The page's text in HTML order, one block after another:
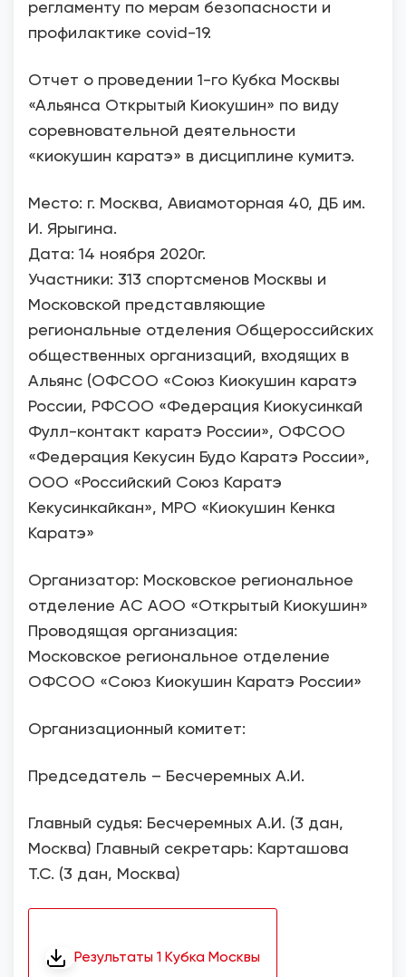
регламенту по мерам безопасности и
профилактике covid-19.
Отчет о проведении 1-го Кубка Москвы
«Альянса Открытый Киокушин» по виду
соревновательной деятельности
«киокушин каратэ» в дисциплине кумитэ.
Место: г. Москва, Авиамоторная 40, ДБ им.
И. Ярыгина.
Дата: 14 ноября 2020г.
Участники: 313 спортсменов Москвы и
Московской представляющие
региональные отделения Общероссийских
общественных организаций, входящих в
Альянс (ОФСОО «Союз Киокушин каратэ
России, РФСОО «Федерация Киокусинкай
Фулл-контакт каратэ России», ОФСОО
«Федерация Кекусин Будо Каратэ России»,
ООО «Российский Союз Каратэ
Кекусинкайкан», МРО «Киокушин Кенка
Каратэ»
Организатор: Московское региональное
отделение АС АОО «Открытый Киокушин»
Проводящая организация:
Московское региональное отделение
ОФСОО «Союз Киокушин Каратэ России»
Организационный комитет:
Председатель – Бесчеремных А.И.
Главный судья: Бесчеремных А.И. (3 дан,
Москва) Главный секретарь: Карташова
Т.С. (3 дан, Москва)
Результаты 1 Кубка Москвы